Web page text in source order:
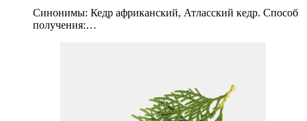
Синонимы: Кедр африканский, Атласский кедр. Способ
получения:…